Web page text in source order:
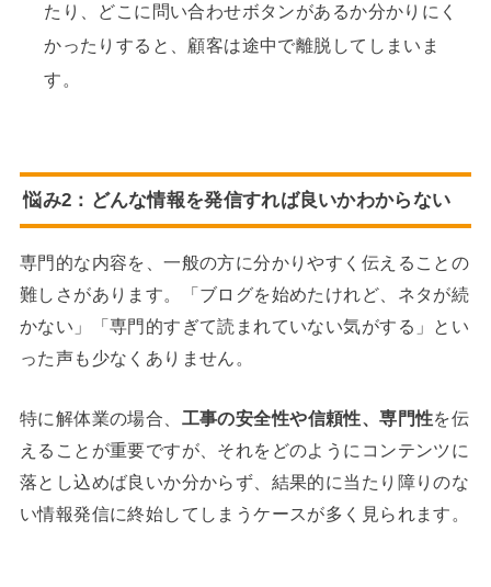
たり、どこに問い合わせボタンがあるか分かりにく
かったりすると、顧客は途中で離脱してしまいま
す。
悩み2：どんな情報を発信すれば良いかわからない
専門的な内容を、一般の方に分かりやすく伝えることの
難しさがあります。「ブログを始めたけれど、ネタが続
かない」「専門的すぎて読まれていない気がする」とい
った声も少なくありません。
特に解体業の場合、 工事の安全性や信頼性、専門性を伝
えることが重要ですが、それをどのようにコンテンツに
落とし込めば良いか分からず、結果的に当たり障りのな
い情報発信に終始してしまうケースが多く見られます。